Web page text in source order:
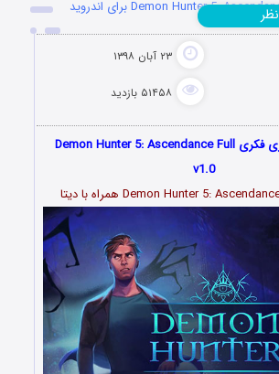
۲۳ آبان ۱۳۹۸
۵۱۴۵۸ بازدید
نظر
دانلود رایگان بازی فکری Demon Hunter 5: Ascendance Full
v1.0